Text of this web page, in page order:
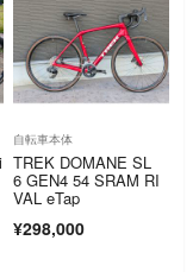
自転車本体
TREK DOMANE SL
6 GEN4 54 SRAM RI
VAL eTap
¥298,000